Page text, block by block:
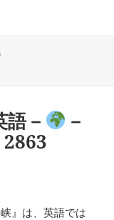
語－
－
』は、英語では